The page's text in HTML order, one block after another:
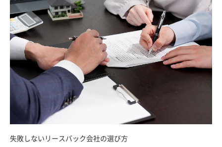
失敗しないリースバック会社の選び方